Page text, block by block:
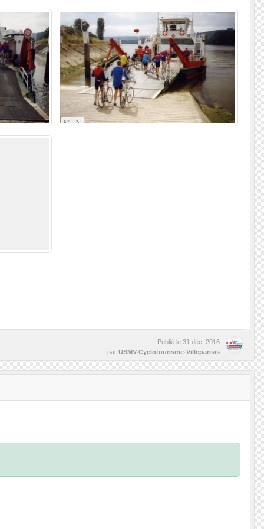
Publié le 31 déc. 2016
par USMV-Cyclotourisme-Villeparisis